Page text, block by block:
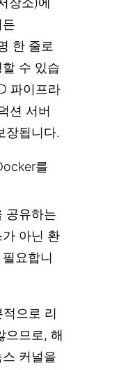
한 줄로
수 있습
파이프라
션 서버
장됩니다.
를
공유하는
아닌 환
요합니
으로 리
으므로, 해
커널을